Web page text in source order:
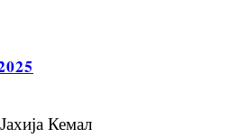
Кемал